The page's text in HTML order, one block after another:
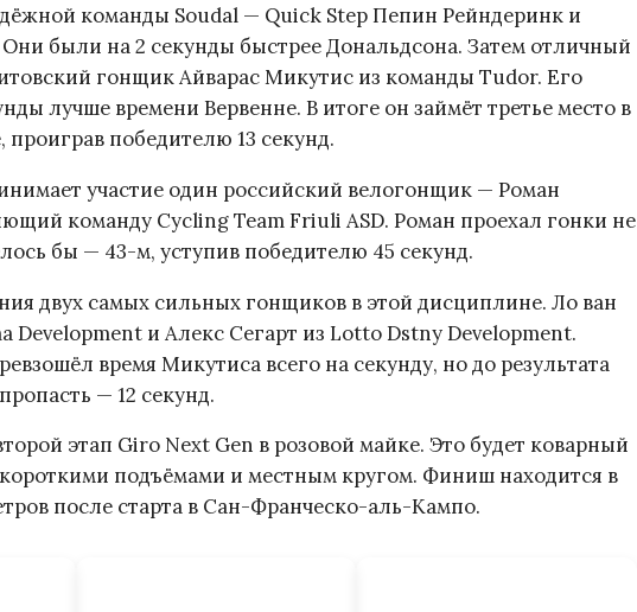
команды Soudal — Quick Step Пепин Рейндеринк и
были на 2 секунды быстрее Дональдсона. Затем отличный
гонщик Айварас Микутис из команды Tudor. Его
лучше времени Вервенне. В итоге он займёт третье место в
проиграв победителю 13 секунд.
участие один российский велогонщик — Роман
команду Cycling Team Friuli ASD. Роман проехал гонки не
бы — 43-м, уступив победителю 45 секунд.
двух самых сильных гонщиков в этой дисциплине. Ло ван
Development и Алекс Сегарт из Lotto Dstny Development.
время Микутиса всего на секунду, но до результата
— 12 секунд.
этап Giro Next Gen в розовой майке. Это будет коварный
подъёмами и местным кругом. Финиш находится в
после старта в Сан-Франческо-аль-Кампо.